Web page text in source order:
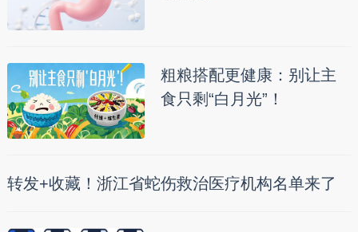
粗粮搭配更健康：别让主
食只剩“白月光”！
转发+收藏！浙江省蛇伤救治医疗机构名单来了